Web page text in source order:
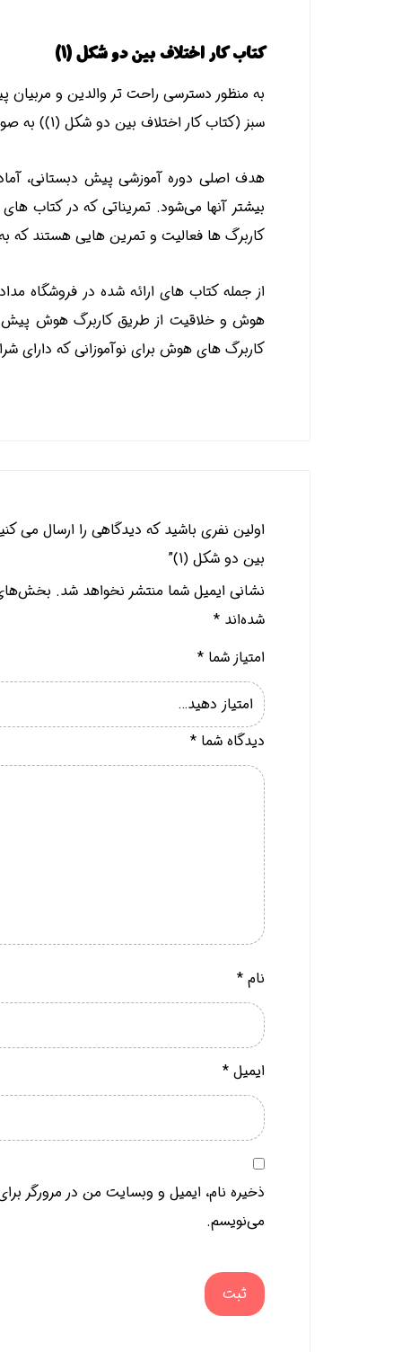
کتاب کار اختلاف بین دو شکل (1)
به منظور دسترسی راحت تر والدین و
سبز (کتاب کار اختلاف بین دو شکل (1)) به صورت فایل pdf ارائه شده است.
هدف اصلی دوره آموزشی پیش دبستانی،
بیشتر آنها می‌شود. تمریناتی که در کتاب
کاربرگ ها فعالیت و تمرین هایی هستند که
از جمله کتاب های ارائه شده در فروشگاه
هوش و خلاقیت از طریق کاربرگ هوش پیش
کاربرگ های هوش برای نوآموزانی که دارای
اولین نفری باشید که دیدگاهی را ارسال می
بین دو شکل (1)”
نشانی ایمیل شما منتشر نخواهد شد. بخش‌های
شده‌اند *
امتیاز شما *
دیدگاه شما *
نام *
ایمیل *
ذخیره نام، ایمیل و وبسایت من در مرورگر
می‌نویسم.